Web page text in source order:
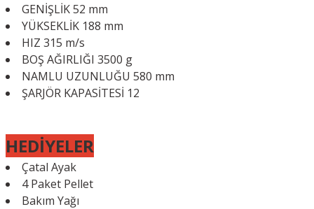
GENİŞLİK 52 mm
YÜKSEKLİK 188 mm
HIZ 315 m/s
BOŞ AĞIRLIĞI 3500 g
NAMLU UZUNLUĞU 580 mm
ŞARJÖR KAPASİTESİ 12
HEDİYELER
Çatal Ayak
4 Paket Pellet
Bakım Yağı